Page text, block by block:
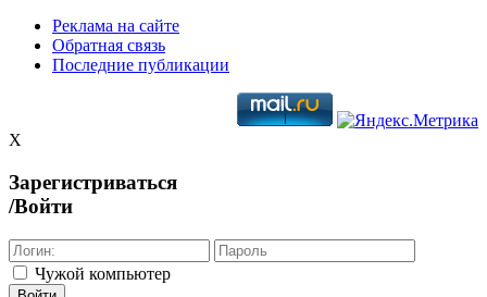
Реклама на сайте
Обратная связь
Последние публикации
X
Зарегистриваться
/Войти
Чужой компьютер